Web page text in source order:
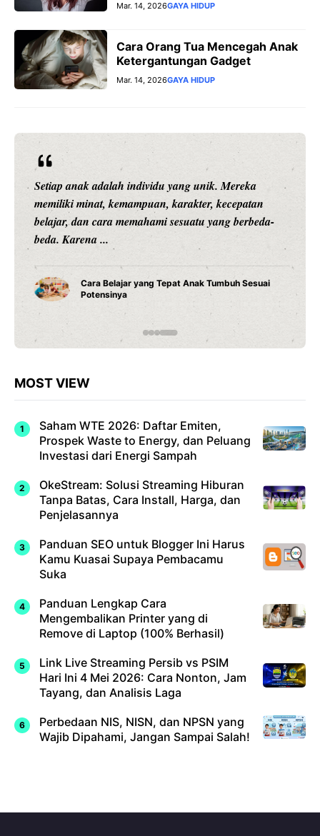
Mar. 14, 2026GAYA HIDUP
Cara Orang Tua Mencegah Anak
Ketergantungan Gadget
Mar. 14, 2026GAYA HIDUP
Setiap anak adalah individu yang unik. Mereka
memiliki minat, kemampuan, karakter, kecepatan
belajar, dan cara memahami sesuatu yang berbeda-
beda. Karena ...
Cara Belajar yang Tepat Anak Tumbuh Sesuai
Potensinya
MOST VIEW
Saham WTE 2026: Daftar Emiten,
Prospek Waste to Energy, dan Peluang
Investasi dari Energi Sampah
OkeStream: Solusi Streaming Hiburan
Tanpa Batas, Cara Install, Harga, dan
Penjelasannya
Panduan SEO untuk Blogger Ini Harus
Kamu Kuasai Supaya Pembacamu
Suka
Panduan Lengkap Cara
Mengembalikan Printer yang di
Remove di Laptop (100% Berhasil)
Link Live Streaming Persib vs PSIM
Hari Ini 4 Mei 2026: Cara Nonton, Jam
Tayang, dan Analisis Laga
Perbedaan NIS, NISN, dan NPSN yang
Wajib Dipahami, Jangan Sampai Salah!